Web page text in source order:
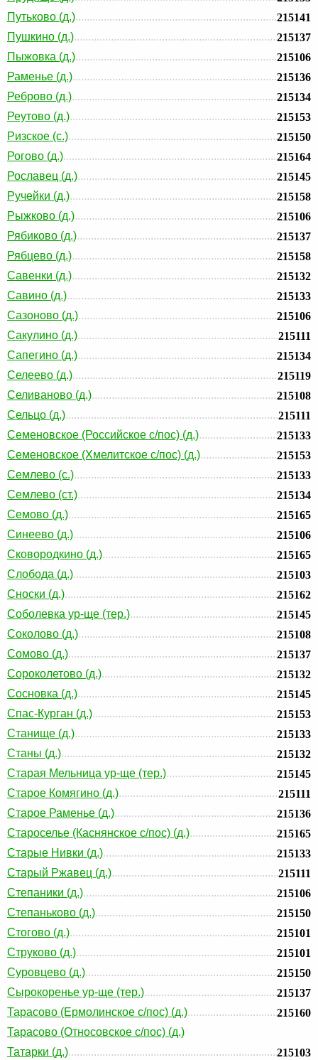
Путьково (д.)
215141
Пушкино (д.)
215137
Пыжовка (д.)
215106
Раменье (д.)
215136
Реброво (д.)
215134
Реутово (д.)
215153
Ризское (с.)
215150
Рогово (д.)
215164
Рославец (д.)
215145
Ручейки (д.)
215158
Рыжково (д.)
215106
Рябиково (д.)
215137
Рябцево (д.)
215158
Савенки (д.)
215132
Савино (д.)
215133
Сазоново (д.)
215106
Сакулино (д.)
215111
Сапегино (д.)
215134
Селеево (д.)
215119
Селиваново (д.)
215108
Сельцо (д.)
215111
Семеновское (Российское с/пос) (д.)
215133
Семеновское (Хмелитское с/пос) (д.)
215153
Семлево (с.)
215133
Семлево (ст.)
215134
Семово (д.)
215165
Синеево (д.)
215106
Сковородкино (д.)
215165
Слобода (д.)
215103
Сноски (д.)
215162
Соболевка ур-ще (тер.)
215145
Соколово (д.)
215108
Сомово (д.)
215137
Сороколетово (д.)
215132
Сосновка (д.)
215145
Спас-Курган (д.)
215153
Станище (д.)
215133
Станы (д.)
215132
Старая Мельница ур-ще (тер.)
215145
Старое Комягино (д.)
215111
Старое Раменье (д.)
215136
Староселье (Каснянское с/пос) (д.)
215165
Старые Нивки (д.)
215133
Старый Ржавец (д.)
215111
Степаники (д.)
215106
Степаньково (д.)
215150
Стогово (д.)
215101
Струково (д.)
215101
Суровцево (д.)
215150
Сырокоренье ур-ще (тер.)
215137
Тарасово (Ермолинское с/пос) (д.)
215160
Тарасово (Относовское с/пос) (д.)
Татарки (д.)
215103